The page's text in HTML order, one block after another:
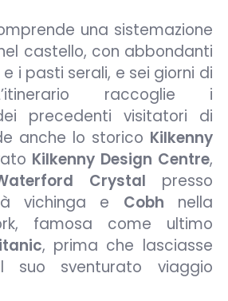
una sistemazione
castello, con abbondanti
i pasti serali, e sei giorni di
raccoglie i
precedenti visitatori di
anche lo storico Kilkenny
Kilkenny Design Centre,
Crystal presso
vichinga e Cobh nella
famosa come ultimo
, prima che lasciasse
suo sventurato viaggio